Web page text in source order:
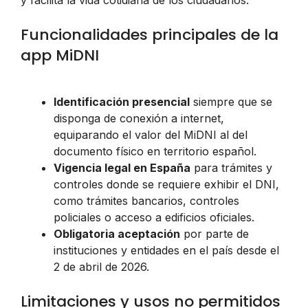
Funcionalidades principales de la
app MiDNI
Identificación presencial siempre que se
disponga de conexión a internet,
equiparando el valor del MiDNI al del
documento físico en territorio español.
Vigencia legal en España para trámites y
controles donde se requiere exhibir el DNI,
como trámites bancarios, controles
policiales o acceso a edificios oficiales.
Obligatoria aceptación por parte de
instituciones y entidades en el país desde el
2 de abril de 2026.
Limitaciones y usos no permitidos